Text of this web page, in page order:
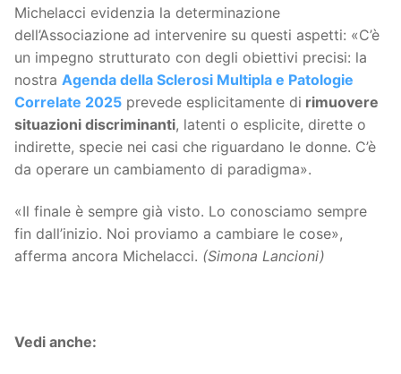
Michelacci evidenzia la determinazione
dell’Associazione ad intervenire su questi aspetti: «C’è
un impegno strutturato con degli obiettivi precisi: la
nostra Agenda della Sclerosi Multipla e Patologie
Correlate 2025 prevede esplicitamente di rimuovere
situazioni discriminanti, latenti o esplicite, dirette o
indirette, specie nei casi che riguardano le donne. C’è
da operare un cambiamento di paradigma».
«Il finale è sempre già visto. Lo conosciamo sempre
fin dall’inizio. Noi proviamo a cambiare le cose»,
afferma ancora Michelacci. (Simona Lancioni)
Vedi anche: